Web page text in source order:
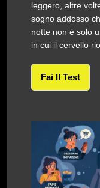
leggero, altre
sogno addosso
notte non è solo
in cui il cervello
Fai Il Test